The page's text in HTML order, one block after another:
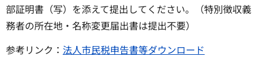
部証明書（写）を添えて提出してください。（特別徴収義
務者の所在地・名称変更届出書は提出不要）
参考リンク： 法人市民税申告書等ダウンロード